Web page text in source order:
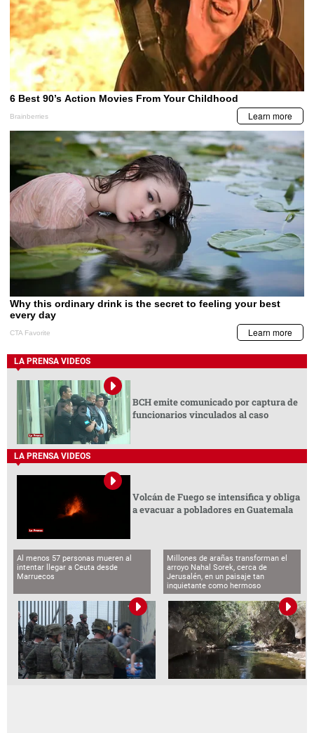
LA PRENSA VIDEOS
BCH emite comunicado por captura de
funcionarios vinculados al caso
LA PRENSA VIDEOS
Volcán de Fuego se intensifica y obliga
a evacuar a pobladores en Guatemala
Al menos 57 personas mueren al
intentar llegar a Ceuta desde
Marruecos
Millones de arañas transforman el
arroyo Nahal Sorek, cerca de
Jerusalén, en un paisaje tan
inquietante como hermoso